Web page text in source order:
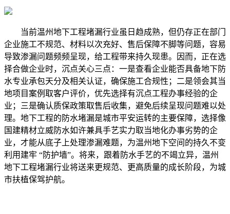
当前温州地下工程堵漏行业虽日趋成熟，但仍存正在部门
企业施工不规范、材料以次充好、售后保障不脚等问题，容易
导致渗漏问题频频呈现，给工程带来持久现患。因而，正在选
择合做企业时，沉点关心三点：一是查看企业能否具备地下防
水专业承包天分及相关认证，确保施工合规性；二是领会其当
地项目案例取客户评价，优先选择有沉点工程办事经验的企
业；三是确认质保政策取售后收集，避免后续呈现问题难以处
理。地下工程的防水堵漏是城市平安运转的主要保障，选择像
国建精材立威防水如许兼具手艺实力取当地化办事劣势的企
业，才能从底子上处理渗漏难题，为温州地下空间的持久不变
利用建牢 “防护墙”。将来，跟着防水手艺的不竭立异，温州
地下工程堵漏行业将送来更规范、更高质量的成长阶段，为城
市扶植保驾护航。